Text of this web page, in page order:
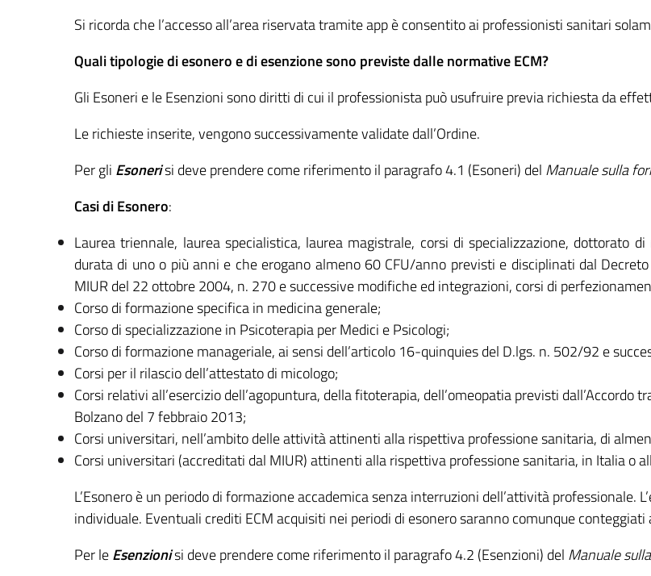
Si ricorda che l’accesso all’area riservata tramite app è consentito ai professionisti sanitari
Quali tipologie di esonero e di esenzione sono previste dalle normative ECM?
Gli Esoneri e le Esenzioni sono diritti di cui il professionista può usufruire previa richiesta da
Le richieste inserite, vengono successivamente validate dall’Ordine.
Per gli Esonerisi deve prendere come riferimento il paragrafo 4.1 (Esoneri) del Manuale sulla
Casi di Esonero:
Laurea triennale, laurea specialistica, laurea magistrale, corsi di specializzazione, dottorato
durata di uno o più anni e che erogano almeno 60 CFU/anno previsti e disciplinati dal
MIUR del 22 ottobre 2004, n. 270 e successive modifiche ed integrazioni, corsi di
Corso di formazione specifica in medicina generale;
Corso di specializzazione in Psicoterapia per Medici e Psicologi;
Corso di formazione manageriale, ai sensi dell’articolo 16-quinquies del D.lgs. n. 502/92 e
Corsi per il rilascio dell’attestato di micologo;
Corsi relativi all’esercizio dell’agopuntura, della fitoterapia, dell’omeopatia previsti dall’Accordo
Bolzano del 7 febbraio 2013;
Corsi universitari, nell’ambito delle attività attinenti alla rispettiva professione sanitaria, di
Corsi universitari (accreditati dal MIUR) attinenti alla rispettiva professione sanitaria, in Italia o
L’Esonero è un periodo di formazione accademica senza interruzioni dell’attività professionale.
individuale. Eventuali crediti ECM acquisiti nei periodi di esonero saranno comunque
Per leEsenzionisi deve prendere come riferimento il paragrafo 4.2 (Esenzioni) del Manuale